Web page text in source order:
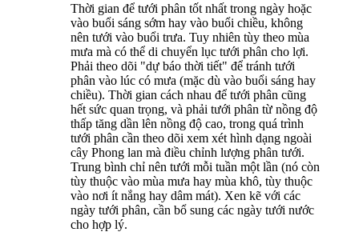
Thời gian để tưới phân tốt nhất trong ngày hoặc
vào buổi sáng sớm hay vào buổi chiều, không
nên tưới vào buổi trưa. Tuy nhiên tùy theo mùa
mưa mà có thể di chuyển lục tưới phân cho lợi.
Phải theo dõi "dự báo thời tiết" để tránh tưới
phân vào lúc có mưa (mặc dù vào buổi sáng hay
chiều). Thời gian cách nhau để tưới phân cũng
hết sức quan trọng, và phải tưới phân từ nồng độ
thấp tăng dần lên nồng độ cao, trong quá trình
tưới phân cần theo dõi xem xét hình dạng ngoài
cây Phong lan mà điều chỉnh lượng phân tưới.
Trung bình chỉ nên tưới mỗi tuần một lần (nó còn
tùy thuộc vào mùa mưa hay mùa khô, tùy thuộc
vào nơi ít nắng hay dâm mát). Xen kẽ với các
ngày tưới phân, cần bổ sung các ngày tưới nước
cho hợp lý.